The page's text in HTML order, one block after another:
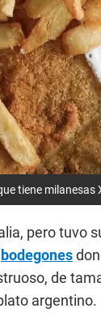
tiene milanesas
pero tuvo
bodegones
de
argentino.